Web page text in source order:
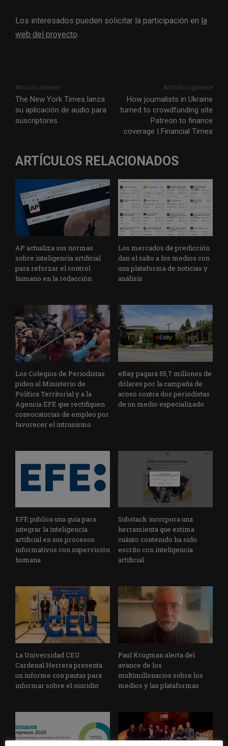
Los interesados pueden solicitar la participación en la
web del proyecto.
Artículo anterior
The New York Times lanza
su aplicación de audio para
suscriptores
Artículo siguiente
How journalists in Ukraine
turned to crowdfunding site
Patreon to finance
coverage | Financial Times
ARTÍCULOS RELACIONADOS
AP actualiza sus normas
sobre inteligencia artificial
para reforzar el control
humano en la redacción
Los mercados de predicción
dan el salto a los medios con
una plataforma de noticias y
análisis
Los Colegios de Periodistas
piden al Ministerio de
Política Territorial y a la
Agencia EFE que rectifiquen
convocatorias de empleo por
favorecer el intrusismo
eBay pagará 55,7 millones de
dólares por la campaña de
acoso contra dos periodistas
de un medio especializado
EFE publica una guía para
integrar la inteligencia
artificial en sus procesos
informativos con supervisión
humana
Substack incorpora una
herramienta que estima
cuánto contenido ha sido
escrito con inteligencia
artificial
La Universidad CEU
Cardenal Herrera presenta
un informe con pautas para
informar sobre el suicidio
Paul Krugman alerta del
avance de los
multimillonarios sobre los
medios y las plataformas